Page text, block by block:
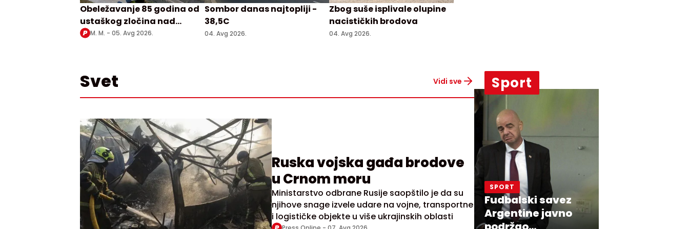
Obeležavanje 85 godina od
ustaškog zločina nad
Srbima u Prebilovcima
M. M. - 05. Avg 2026.
Sombor danas najtopliji -
38,5C
04. Avg 2026.
Zbog suše isplivale olupine
nacističkih brodova
04. Avg 2026.
Svet Vidi sve
Ruska vojska gađa brodove
u Crnom moru
Ministarstvo odbrane Rusije saopštilo je da su
njihove snage izvele udare na vojne, transportne
i logističke objekte u više ukrajinskih oblasti
Sport
SPORT
Fudbalski savez
Argentine javno